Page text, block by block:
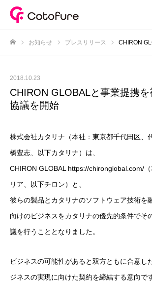
お知らせ プレスリリース CHIRON GLOBALと
2018.10.23
CHIRON GLOBALと事業提携
協議を開始
株式会社カタリナ（本社：東京都千代田区、
橋豊志、以下カタリナ）は、
CHIRON GLOBAL https://chironglobal.com/
リア、以下チロン）と、
彼らの製品とカタリナのソフトウェア技術を
向けのビジネスをカタリナの優先的条件でそ
議を行うこととなりました。
ビジネスの可能性があると双方ともに合意し
ジネスの実現に向けた契約を締結する意向です